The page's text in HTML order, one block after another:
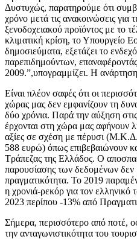
Δυστυχώς, παρατηρούμε ότι
χρόνο μετά τις ανακοινώσεις για
ξενοδοχειακού προϊόντος με το
κλιματική κρίση, το Υπουργείο
δημοσιεύματα, εξετάζει το
παρεπιδημούντων,
2009.”,υπογραμμίζει. Η
Είναι πλέον σαφές ότι οι
χώρας μας δεν εμφανίζουν τη
δύο χρόνια. Παρά την αύξηση
έρχονται στη χώρα μας αφήνουν
αξίες σε σχέση με πέρυσι
588 ευρώ) όπως επιβεβαιώνουν
Τράπεζας της Ελλάδος. Ο
παρουσίασης των δεδομένων δεν
πραγματικότητα. Το 2019
η χρονιά-ρεκόρ για τον
2023 περίπου -13% από
Σήμερα, περισσότερο από ποτέ,
την ανταγωνιστικότητα του